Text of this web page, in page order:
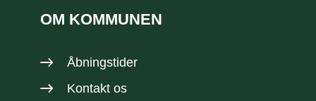
OM KOMMUNEN
Åbningstider
Kontakt os